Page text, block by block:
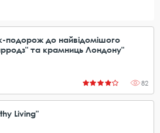
подорож до найвідомішого
та крамниць Лондону"
82
Living"